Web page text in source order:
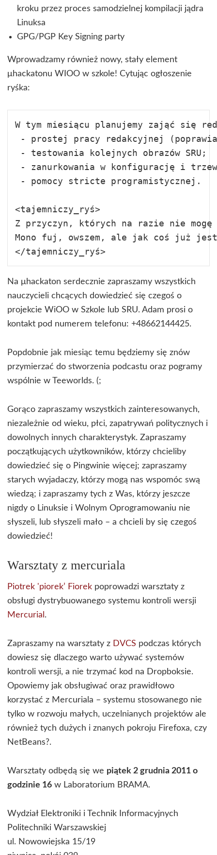
kroku przez proces samodzielnej kompilacji jądra
Linuksa
GPG/PGP Key Signing party
Wprowadzamy również nowy, stały element
μhackatonu WIOO w szkole! Cytując ogłoszenie
ryśka:
W tym miesiącu planujemy zająć się
- prostej pracy redakcyjnej
- testowania kolejnych obrazów SRU;
- zanurkowania w konfigurację i
- pomocy stricte programistycznej.
<tajemniczy_ryś>
Z przyczyn, których na razie nie mogę
Mono fuj, owszem, ale jak coś już
Na μhackaton serdecznie zapraszamy wszystkich
nauczycieli chcących dowiedzieć się czegoś o
projekcie WiOO w Szkole lub SRU. Adam prosi o
kontakt pod numerem telefonu: +48662144425.
Popdobnie jak miesiąc temu będziemy się znów
przymierzać do stworzenia podcastu oraz pogramy
wspólnie w Teeworlds. (;
Gorąco zapraszamy wszystkich zainteresowanych,
niezależnie od wieku, płci, zapatrywań politycznych i
dowolnych innych charakterystyk. Zapraszamy
początkujących użytkowników, którzy chcieliby
dowiedzieć się o Pingwinie więcej; zapraszamy
starych wyjadaczy, którzy mogą nas wspomóc swą
wiedzą; i zapraszamy tych z Was, którzy jeszcze
nigdy o Linuksie i Wolnym Oprogramowaniu nie
słyszeli, lub słyszeli mało – a chcieli by się czegoś
dowiedzieć!
Warsztaty z mercuriala
Piotrek 'piorek’ Fiorek poprowadzi warsztaty z
obsługi dystrybuowanego systemu kontroli wersji
Mercurial .
Zapraszamy na warsztaty z DVCS podczas których
dowiesz się dlaczego warto używać systemów
kontroli wersji, a nie trzymać kod na Dropboksie.
Opowiemy jak obsługiwać oraz prawidłowo
korzystać z Mercuriala – systemu stosowanego nie
tylko w rozwoju małych, uczelnianych projektów ale
również tych dużych i znanych pokroju Firefoxa, czy
NetBeans?.
Warsztaty odbędą się we piątek 2 grudnia 2011 o
godzinie 16 w Laboratorium BRAMA.
Wydział Elektroniki i Technik Informacyjnych
Politechniki Warszawskiej
ul. Nowowiejska 15/19